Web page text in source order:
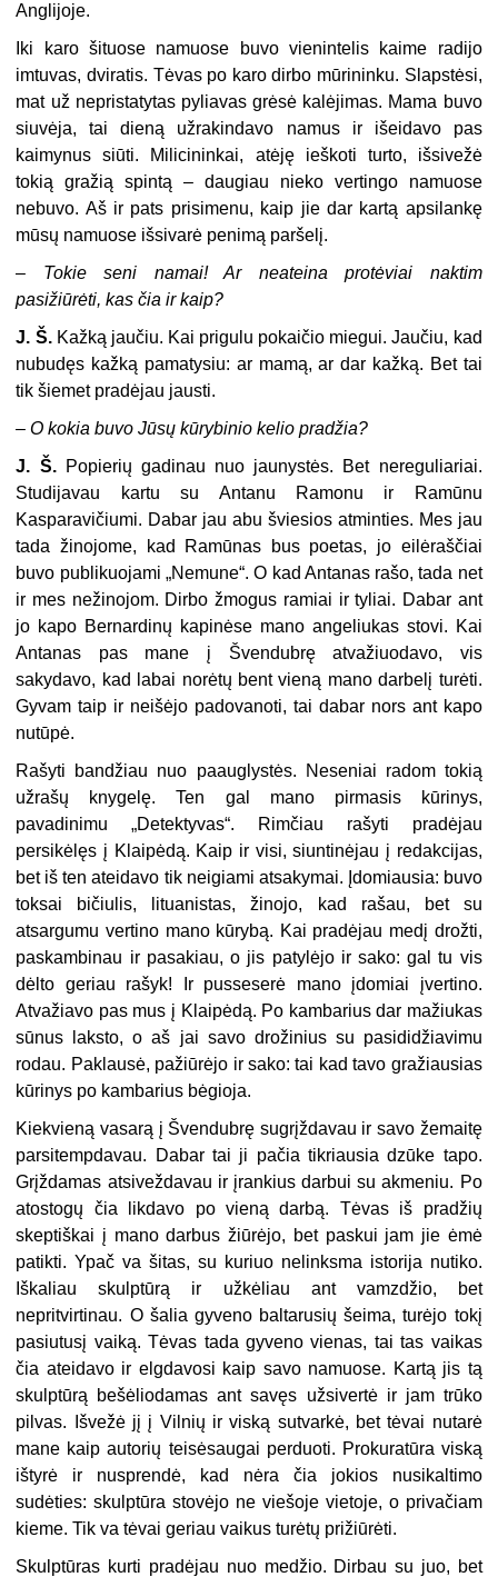
Anglijoje.
Iki karo šituose namuose buvo vienintelis kaime radijo
imtuvas, dviratis. Tėvas po karo dirbo mūrininku. Slapstėsi,
mat už nepristatytas pyliavas grėsė kalėjimas. Mama buvo
siuvėja, tai dieną užrakindavo namus ir išeidavo pas
kaimynus siūti. Milicininkai, atėję ieškoti turto, išsivežė
tokią gražią spintą – daugiau nieko vertingo namuose
nebuvo. Aš ir pats prisimenu, kaip jie dar kartą apsilankę
mūsų namuose išsivarė penimą paršelį.
– Tokie seni namai! Ar neateina protėviai naktim
pasižiūrėti, kas čia ir kaip?
J. Š.Kažką jaučiu. Kai prigulu pokaičio miegui. Jaučiu, kad
nubudęs kažką pamatysiu: ar mamą, ar dar kažką. Bet tai
tik šiemet pradėjau jausti.
–O kokia buvo Jūsų kūrybinio kelio pradžia?
J. Š.Popierių gadinau nuo jaunystės. Bet nereguliariai.
Studijavau kartu su Antanu Ramonu ir Ramūnu
Kasparavičiumi. Dabar jau abu šviesios atminties. Mes jau
tada žinojome, kad Ramūnas bus poetas, jo eilėraščiai
buvo publikuojami „Nemune“. O kad Antanas rašo, tada net
ir mes nežinojom. Dirbo žmogus ramiai ir tyliai. Dabar ant
jo kapo Bernardinų kapinėse mano angeliukas stovi. Kai
Antanas pas mane į Švendubrę atvažiuodavo, vis
sakydavo, kad labai norėtų bent vieną mano darbelį turėti.
Gyvam taip ir neišėjo padovanoti, tai dabar nors ant kapo
nutūpė.
Rašyti bandžiau nuo paauglystės. Neseniai radom tokią
užrašų knygelę. Ten gal mano pirmasis kūrinys,
pavadinimu „Detektyvas“. Rimčiau rašyti pradėjau
persikėlęs į Klaipėdą. Kaip ir visi, siuntinėjau į redakcijas,
bet iš ten ateidavo tik neigiami atsakymai. Įdomiausia: buvo
toksai bičiulis, lituanistas, žinojo, kad rašau, bet su
atsargumu vertino mano kūrybą. Kai pradėjau medį drožti,
paskambinau ir pasakiau, o jis patylėjo ir sako: gal tu vis
dėlto geriau rašyk! Ir pusseserė mano įdomiai įvertino.
Atvažiavo pas mus į Klaipėdą. Po kambarius dar mažiukas
sūnus laksto, o aš jai savo drožinius su pasididžiavimu
rodau. Paklausė, pažiūrėjo ir sako: tai kad tavo gražiausias
kūrinys po kambarius bėgioja.
Kiekvieną vasarą į Švendubrę sugrįždavau ir savo žemaitę
parsitempdavau. Dabar tai ji pačia tikriausia dzūke tapo.
Grįždamas atsiveždavau ir įrankius darbui su akmeniu. Po
atostogų čia likdavo po vieną darbą. Tėvas iš pradžių
skeptiškai į mano darbus žiūrėjo, bet paskui jam jie ėmė
patikti. Ypač va šitas, su kuriuo nelinksma istorija nutiko.
Iškaliau skulptūrą ir užkėliau ant vamzdžio, bet
nepritvirtinau. O šalia gyveno baltarusių šeima, turėjo tokį
pasiutusį vaiką. Tėvas tada gyveno vienas, tai tas vaikas
čia ateidavo ir elgdavosi kaip savo namuose. Kartą jis tą
skulptūrą bešėliodamas ant savęs užsivertė ir jam trūko
pilvas. Išvežė jį į Vilnių ir viską sutvarkė, bet tėvai nutarė
mane kaip autorių teisėsaugai perduoti. Prokuratūra viską
ištyrė ir nusprendė, kad nėra čia jokios nusikaltimo
sudėties: skulptūra stovėjo ne viešoje vietoje, o privačiam
kieme. Tik va tėvai geriau vaikus turėtų prižiūrėti.
Skulptūras kurti pradėjau nuo medžio. Dirbau su juo, bet